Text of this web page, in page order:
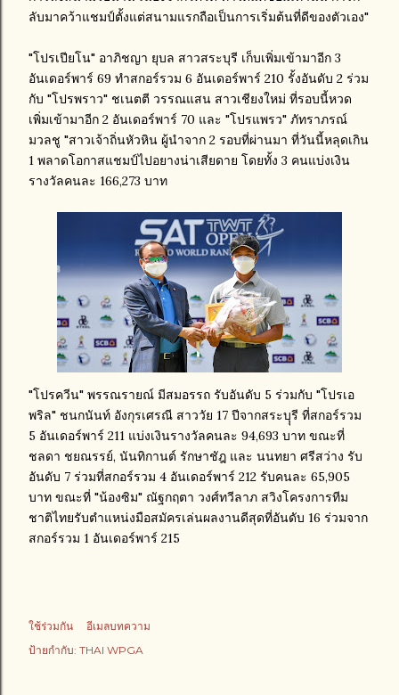
ลับมาคว้าแชมป์ตั้งแต่สนามแรกถือเป็นการเริ่มต้นที่ดีของตัวเอง"
"โปรเปียโน" อาภิชญา ยุบล สาวสระบุรี เก็บเพิ่มเข้ามาอีก 3
อันเดอร์พาร์ 69 ทำสกอร์รวม 6 อันเดอร์พาร์ 210 รั้งอันดับ 2 ร่วม
กับ "โปรพราว" ชเนตตี วรรณแสน สาวเชียงใหม่ ที่รอบนี้หวด
เพิ่มเข้ามาอีก 2 อันเดอร์พาร์ 70 และ "โปรแพรว" ภัทราภรณ์
มวลชู "สาวเจ้าถิ่นหัวหิน ผู้นำจาก 2 รอบที่ผ่านมา ที่วันนี้หลุดเกิน
1 พลาดโอกาสแชมป์ไปอยางน่าเสียดาย โดยทั้ง 3 คนแบ่งเงิน
รางวัลคนละ 166,273 บาท
"โปรควีน" พรรณรายณ์ มีสมอรรถ รับอันดับ 5 ร่วมกับ "โปรเอ
พริล" ชนกนันท์ อังกุรเศรณี สาววัย 17 ปีจากสระบุุรี ที่สกอร์รวม
5 อันเดอร์พาร์ 211 แบ่งเงินรางวัลคนละ 94,693 บาท ขณะที่
ชลดา ชยณรรย์, นันทิกานต์ รักษาชัฎ และ นนทยา ศรีสว่าง รับ
อันดับ 7 ร่วมที่สกอร์รวม 4 อันเดอร์พาร์ 212 รับคนละ 65,905
บาท ขณะที่ "น้องซิม" ณัฐกฤตา วงศ์ทวีลาภ สวิงโครงการทีม
ชาติไทยรับตำแหน่งมือสมัครเล่นผลงานดีสุดที่อันดับ 16 ร่วมจาก
สกอร์รวม 1 อันเดอร์พาร์ 215
ใช้ร่วมกัน
อีเมลบทความ
ป้ายกำกับ: THAI WPGA